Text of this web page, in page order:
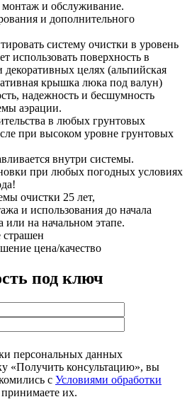
монтаж и обслуживание.
и дополнительного
систему очистки в уровень
использовать поверхность в
декоративных целях (альпийская
крышка люка под валун)
надежность и бесшумность
аэрации.
в любых грунтовых
при высоком уровне грунтовых
внутри системы.
при любых погодных условиях
очистки 25 лет,
и использования до начала
или на начальном этапе.
страшен
цена/качество
под ключ
персональных данных
«Получить консультацию», вы
с Условиями обработки
их.